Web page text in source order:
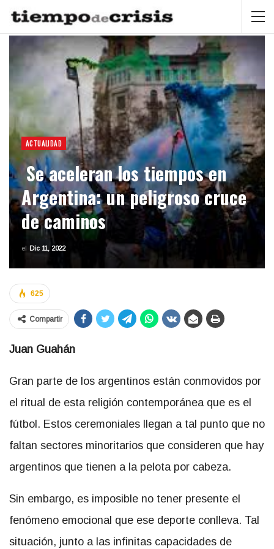
ACTUALIDAD
Se aceleran los tiempos en
Argentina: un peligroso cruce
de caminos
el Dic 11, 2022
625
Compartir
Juan Guahán
Gran parte de los argentinos están conmovidos por
el ritual de esta religión contemporánea que es el
fútbol. Estos ceremoniales llegan a tal punto que no
faltan sectores minoritarios que consideren que hay
argentinos que tienen a la pelota por cabeza.
Sin embargo, es imposible no tener presente el
fenómeno emocional que ese deporte conlleva. Tal
situación, junto a las infinitas capacidades de